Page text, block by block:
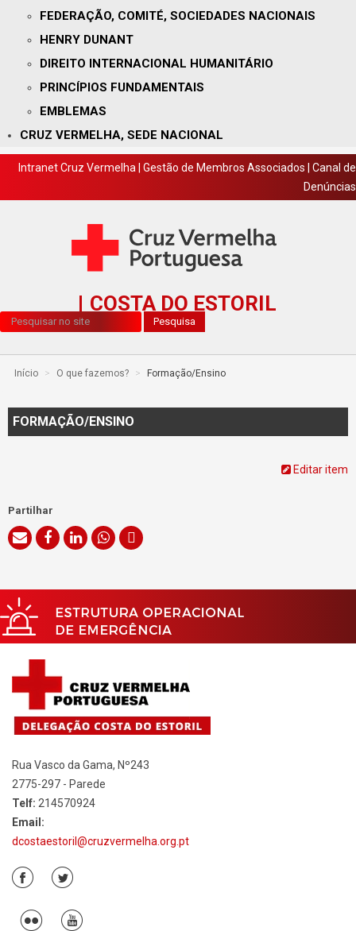
FEDERAÇÃO, COMITÉ, SOCIEDADES NACIONAIS
HENRY DUNANT
DIREITO INTERNACIONAL HUMANITÁRIO
PRINCÍPIOS FUNDAMENTAIS
EMBLEMAS
CRUZ VERMELHA, SEDE NACIONAL
Intranet Cruz Vermelha Gestão de Membros Associados
Canal de
Denúncias
COSTA DO ESTORIL
Pesquisa... Pesquisa
Início > O que fazemos? > Formação/Ensino
FORMAÇÃO/ENSINO
Editar item
Partilhar
Rua Vasco da Gama, Nº243
2775-297 - Parede
Telf: 214570924
Email:
dcostaestoril@cruzvermelha.org.pt